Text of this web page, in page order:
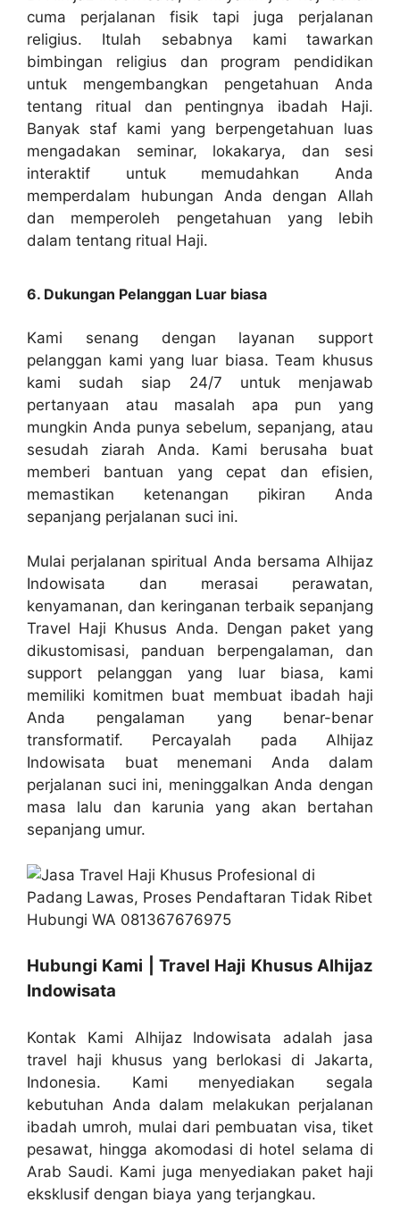
cuma perjalanan fisik tapi juga perjalanan
religius. Itulah sebabnya kami tawarkan
bimbingan religius dan program pendidikan
untuk mengembangkan pengetahuan Anda
tentang ritual dan pentingnya ibadah Haji.
Banyak staf kami yang berpengetahuan luas
mengadakan seminar, lokakarya, dan sesi
interaktif untuk memudahkan Anda
memperdalam hubungan Anda dengan Allah
dan memperoleh pengetahuan yang lebih
dalam tentang ritual Haji.
6. Dukungan Pelanggan Luar biasa
Kami senang dengan layanan support
pelanggan kami yang luar biasa. Team khusus
kami sudah siap 24/7 untuk menjawab
pertanyaan atau masalah apa pun yang
mungkin Anda punya sebelum, sepanjang, atau
sesudah ziarah Anda. Kami berusaha buat
memberi bantuan yang cepat dan efisien,
memastikan ketenangan pikiran Anda
sepanjang perjalanan suci ini.
Mulai perjalanan spiritual Anda bersama Alhijaz
Indowisata dan merasai perawatan,
kenyamanan, dan keringanan terbaik sepanjang
Travel Haji Khusus Anda. Dengan paket yang
dikustomisasi, panduan berpengalaman, dan
support pelanggan yang luar biasa, kami
memiliki komitmen buat membuat ibadah haji
Anda pengalaman yang benar-benar
transformatif. Percayalah pada Alhijaz
Indowisata buat menemani Anda dalam
perjalanan suci ini, meninggalkan Anda dengan
masa lalu dan karunia yang akan bertahan
sepanjang umur.
Hubungi Kami | Travel Haji Khusus Alhijaz
Indowisata
Kontak Kami Alhijaz Indowisata adalah jasa
travel haji khusus yang berlokasi di Jakarta,
Indonesia. Kami menyediakan segala
kebutuhan Anda dalam melakukan perjalanan
ibadah umroh, mulai dari pembuatan visa, tiket
pesawat, hingga akomodasi di hotel selama di
Arab Saudi. Kami juga menyediakan paket haji
eksklusif dengan biaya yang terjangkau.